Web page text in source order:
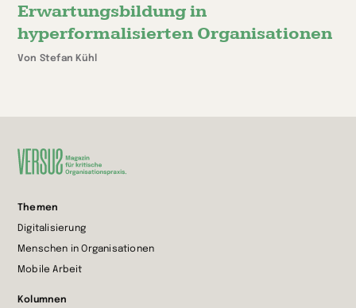
Erwartungsbildung in
hyperformalisierten Organisationen
Von Stefan Kühl
Startseite
Themen
Digitalisierung
Menschen in Organisationen
Mobile Arbeit
Kolumnen